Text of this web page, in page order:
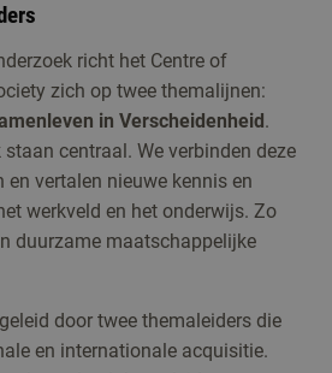
richt het Centre of
zich op twee themalijnen:
in Verscheidenheid .
centraal. We verbinden deze
vertalen nieuwe kennis en
werkveld en het onderwijs. Zo
duurzame maatschappelijke
door twee themaleiders die
en internationale acquisitie.